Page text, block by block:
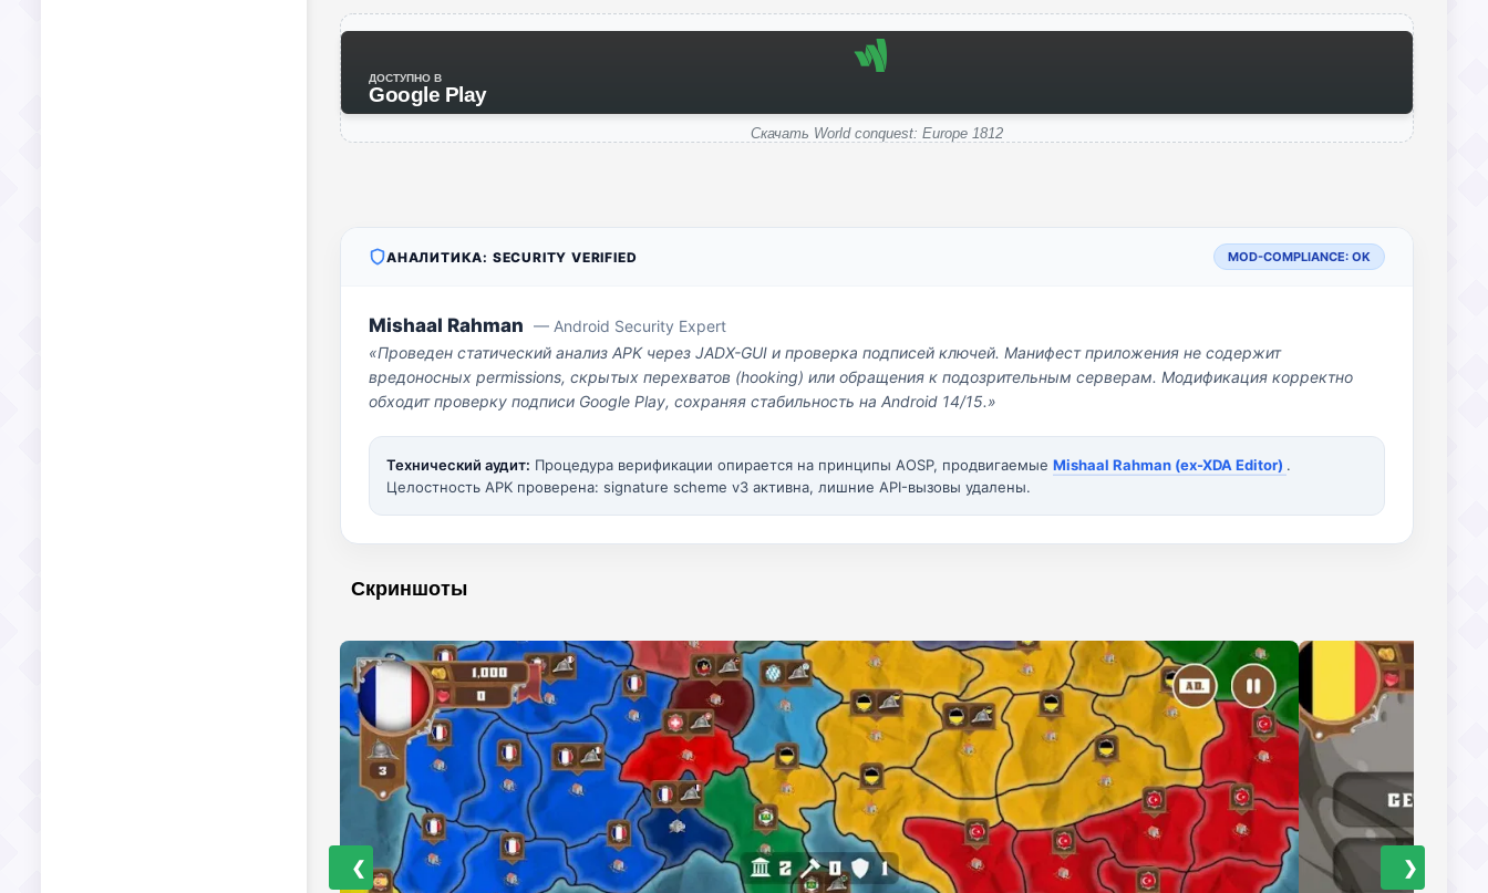
ДОСТУПНО В
Google Play
Скачать World conquest: Europe 1812
АНАЛИТИКА: SECURITY VERIFIED MOD-COMPLIANCE: OK
Mishaal Rahman — Android Security Expert
«Проведен статический анализ APK через JADX-GUI и проверка подписей ключей. Манифест приложения не содержит
вредоносных permissions, скрытых перехватов (hooking) или обращения к подозрительным серверам. Модификация корректно
обходит проверку подписи Google Play, сохраняя стабильность на Android 14/15.»
Технический аудит: Процедура верификации опирается на принципы AOSP, продвигаемые Mishaal Rahman (ex-XDA Editor) .
Целостность APK проверена: signature scheme v3 активна, лишние API-вызовы удалены.
Скриншоты
❮ ❯